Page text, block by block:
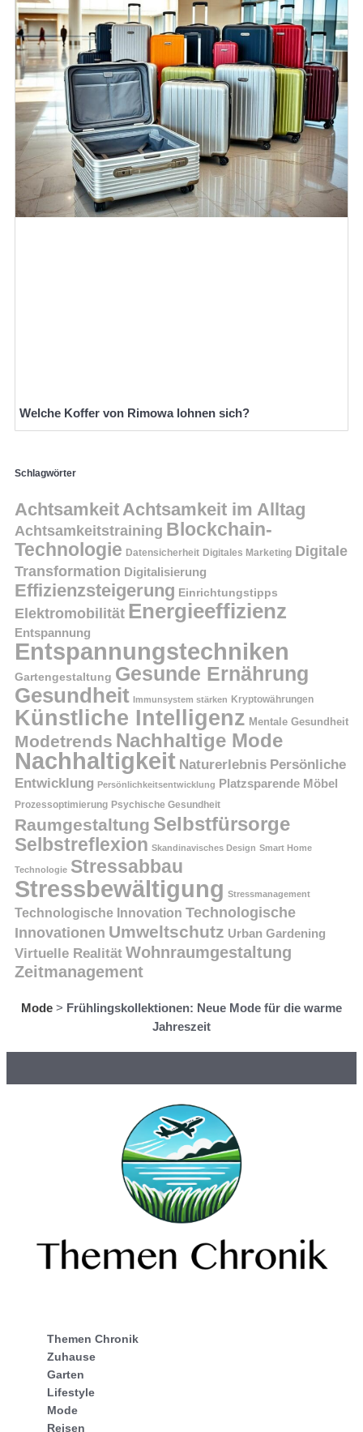
Welche Koffer von Rimowa lohnen sich?
Schlagwörter
Achtsamkeit Achtsamkeit im Alltag
Achtsamkeitstraining Blockchain-
Technologie Datensicherheit Digitales Marketing Digitale
Transformation Digitalisierung
Effizienzsteigerung Einrichtungstipps
Elektromobilität Energieeffizienz
Entspannung
Entspannungstechniken
Gartengestaltung Gesunde Ernährung
Gesundheit Immunsystem stärken Kryptowährungen
Künstliche Intelligenz Mentale Gesundheit
Modetrends Nachhaltige Mode
Nachhaltigkeit Naturerlebnis Persönliche
Entwicklung Persönlichkeitsentwicklung Platzsparende Möbel
Prozessoptimierung Psychische Gesundheit
Raumgestaltung Selbstfürsorge
Selbstreflexion Skandinavisches Design Smart Home
Technologie Stressabbau
Stressbewältigung Stressmanagement
Technologische Innovation Technologische
Innovationen Umweltschutz Urban Gardening
Virtuelle Realität Wohnraumgestaltung
Zeitmanagement
Mode > Frühlingskollektionen: Neue Mode für die warme
Jahreszeit
Themen Chronik
Zuhause
Garten
Lifestyle
Mode
Reisen